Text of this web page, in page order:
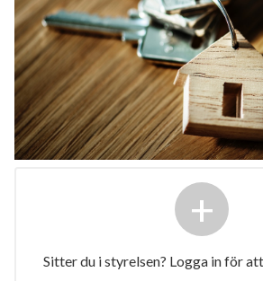
+
Sitter du i styrelsen? Logga in för